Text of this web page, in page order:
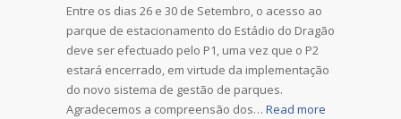
Entre os dias 26 e 30 de Setembro, o acesso ao
parque de estacionamento do Estádio do Dragão
deve ser efectuado pelo P1, uma vez que o P2
estará encerrado, em virtude da implementação
do novo sistema de gestão de parques.
Agradecemos a compreensão dos… Read more